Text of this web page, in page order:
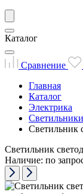
Каталог
Сравнение
Главная
Каталог
Электрика
Светильники
Светильник
Светильник
Наличие: по